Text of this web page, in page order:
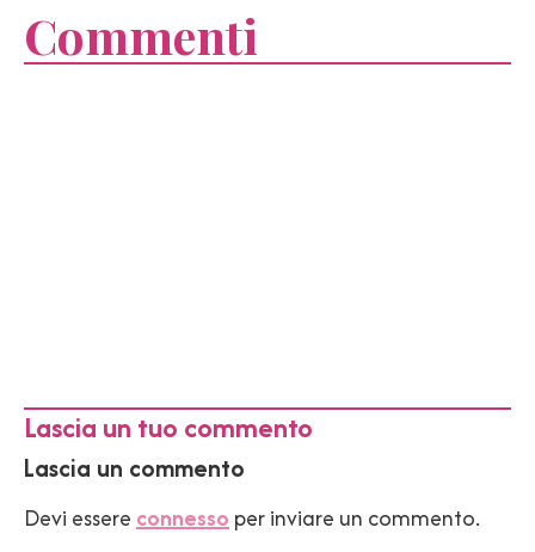
Commenti
Lascia un tuo commento
Lascia un commento
Devi essere connesso per inviare un commento.